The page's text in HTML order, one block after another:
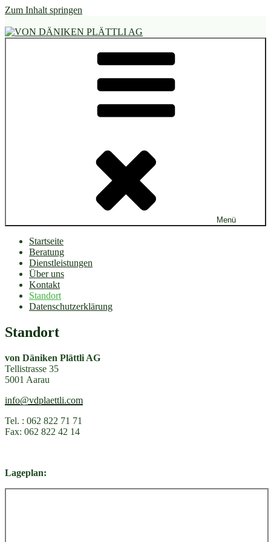
Zum Inhalt springen
VON DÄNIKEN PLÄTTLI AG
Keramische Wand- und Bodenbeläge
Menü
Startseite
Beratung
Dienstleistungen
Über uns
Kontakt
Standort
Datenschutzerklärung
Standort
von Däniken Plättli AG
Tellistrasse 35
5001 Aarau
info@vdplaettli.com
Tel. : 062 822 71 71
Fax: 062 822 42 14
Lageplan: